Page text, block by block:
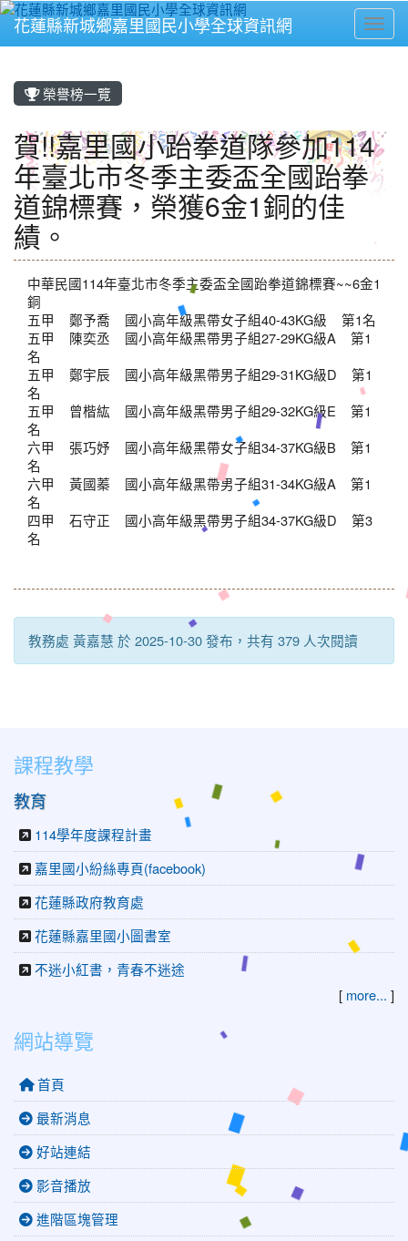
⏸
花蓮縣新城鄉嘉里國民小學全球資訊網
榮譽榜一覽
賀!!嘉里國小跆拳道隊參加114
年臺北市冬季主委盃全國跆拳
道錦標賽，榮獲6金1銅的佳
績。
中華民國114年臺北市冬季主委盃全國跆拳道錦標賽~~6金1
銅
五甲 鄭予喬 國小高年級黑帶女子組40-43KG級 第1名
五甲 陳奕丞 國小高年級黑帶男子組27-29KG級A 第1
名
五甲 鄭宇辰 國小高年級黑帶男子組29-31KG級D 第1
名
五甲 曾楷紘 國小高年級黑帶男子組29-32KG級E 第1
名
六甲 張巧妤 國小高年級黑帶女子組34-37KG級B 第1
名
六甲 黃國蓁 國小高年級黑帶男子組31-34KG級A 第1
名
四甲 石守正 國小高年級黑帶男子組34-37KG級D 第3
名
教務處 黃嘉慧 於 2025-10-30 發布，共有 379 人次閱讀
課程教學
教育
114學年度課程計畫
嘉里國小紛絲專頁(facebook)
花蓮縣政府教育處
花蓮縣嘉里國小圖書室
不迷小紅書，青春不迷途
[ more... ]
網站導覽
首頁
最新消息
好站連結
影音播放
進階區塊管理